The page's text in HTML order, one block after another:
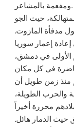
ومفعمة بالمشاعر.
حيث الجو
مدفأة المازوت.
إعمار سوريا
الأولى في دمشق،
منذ زمن طويل أن
والحرب الطويلة،
الدمار هائل.